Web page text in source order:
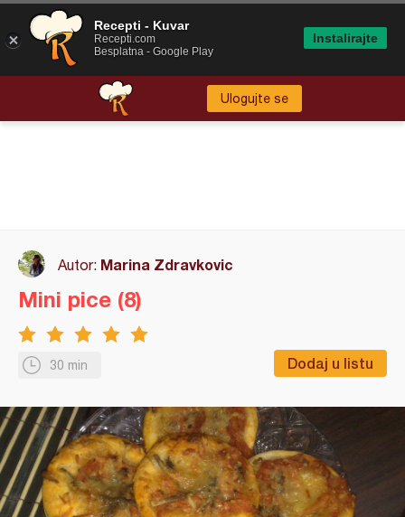
Ulogujte se
Autor: Marina Zdravkovic
30 min Dodaj u listu
Mini pice (8)
Recepti - Kuvar
Recepti.com
Besplatna - Google Play
Instalirajte